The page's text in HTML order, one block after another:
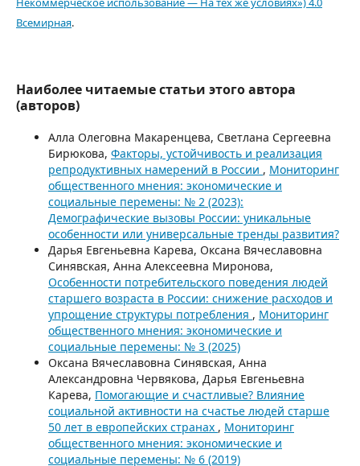
Всемирная.
Наиболее читаемые статьи этого автора
(авторов)
Алла Олеговна Макаренцева, Светлана Сергеевна
Бирюкова, Факторы, устойчивость и реализация
репродуктивных намерений в России , Мониторинг
общественного мнения: экономические и
социальные перемены: № 2 (2023):
Демографические вызовы России: уникальные
особенности или универсальные тренды развития?
Дарья Евгеньевна Карева, Оксана Вячеславовна
Синявская, Анна Алексеевна Миронова,
Особенности потребительского поведения людей
старшего возраста в России: снижение расходов и
упрощение структуры потребления , Мониторинг
общественного мнения: экономические и
социальные перемены: № 3 (2025)
Оксана Вячеславовна Синявская, Анна
Александровна Червякова, Дарья Евгеньевна
Карева, Помогающие и счастливые? Влияние
социальной активности на счастье людей старше
50 лет в европейских странах , Мониторинг
общественного мнения: экономические и
социальные перемены: № 6 (2019)